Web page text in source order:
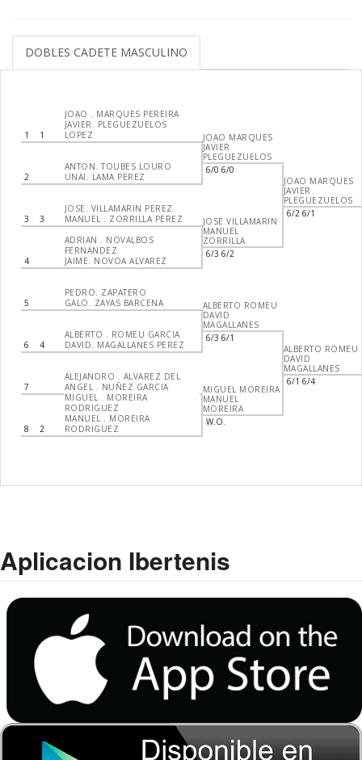
DOBLES CADETE MASCULINO
1 1
JOAO . MARQUES PEREIRA
JAVIER. PLEGUEZUELOS
LOPEZ
2
ANTON. TOUBES LOURO
UNAI. LAMA PEREZ
3 3
JOSE. VILLAMARIN PEREZ
MANUEL . ZORRILLA PEREZ
4
ADRIAN . NOVALBOS
FERNANDEZ
JAIME. NOVOA ALVAREZ
5
PEDRO. ZAPATERO
GALO. ZAYAS BARCENA
6 4
ALBERTO . ROMEU GARCIA
DAVID. MAGALLANES PEREZ
7
ALEJANDRO . ALVAREZ DEL
ANGEL . NUÑEZ GARCIA
8 2
MIGUEL . MOREIRA
RODRIGUEZ
MANUEL . MOREIRA
RODRIGUEZ
JOAO MARQUES
JAVIER
PLEGUEZUELOS
6/0 6/0
JOSE VILLAMARIN
MANUEL
ZORRILLA
6/3 6/2
ALBERTO ROMEU
DAVID
MAGALLANES
6/3 6/1
MIGUEL MOREIRA
MANUEL
MOREIRA
W.O.
JOAO MARQUES
JAVIER
PLEGUEZUELOS
6/2 6/1
ALBERTO ROMEU
DAVID
MAGALLANES
6/1 6/4
Aplicacion Ibertenis